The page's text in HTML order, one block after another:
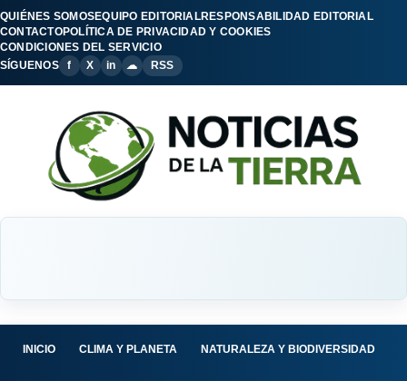
QUIÉNES SOMOSEQUIPO EDITORIALRESPONSABILIDAD EDITORIAL
CONTACTOPOLÍTICA DE PRIVACIDAD Y COOKIES
CONDICIONES DEL SERVICIO
SÍGUENOS
f X in ☁ RSS
INICIO CLIMA Y PLANETA NATURALEZA Y BIODIVERSIDAD